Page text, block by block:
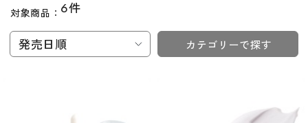
対象商品： 6件
発売日順 カテゴリーで探す